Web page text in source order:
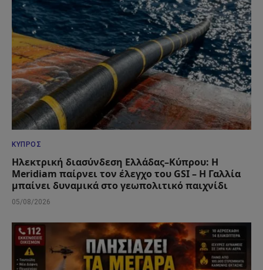
ΚΎΠΡΟΣ
Ηλεκτρική διασύνδεση Ελλάδας–Κύπρου: Η
Meridiam παίρνει τον έλεγχο του GSI – Η Γαλλία
μπαίνει δυναμικά στο γεωπολιτικό παιχνίδι
05/08/2026